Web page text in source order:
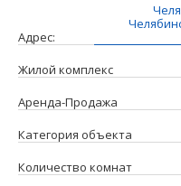
Адрес:
Жилой комплекс
Аренда-Продажа
Категория объекта
Количество комнат